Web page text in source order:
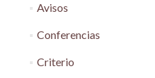
Avisos
Conferencias
Criterio